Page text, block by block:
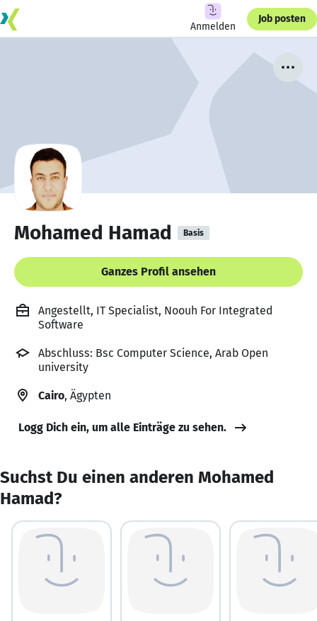
Anmelden
Job posten
Mohamed Hamad Basis
Ganzes Profil ansehen
Angestellt, IT Specialist, Noouh For Integrated
Software
Abschluss: Bsc Computer Science, Arab Open
university
Cairo, Ägypten
Logg Dich ein, um alle Einträge zu sehen.
Suchst Du einen anderen Mohamed
Hamad?